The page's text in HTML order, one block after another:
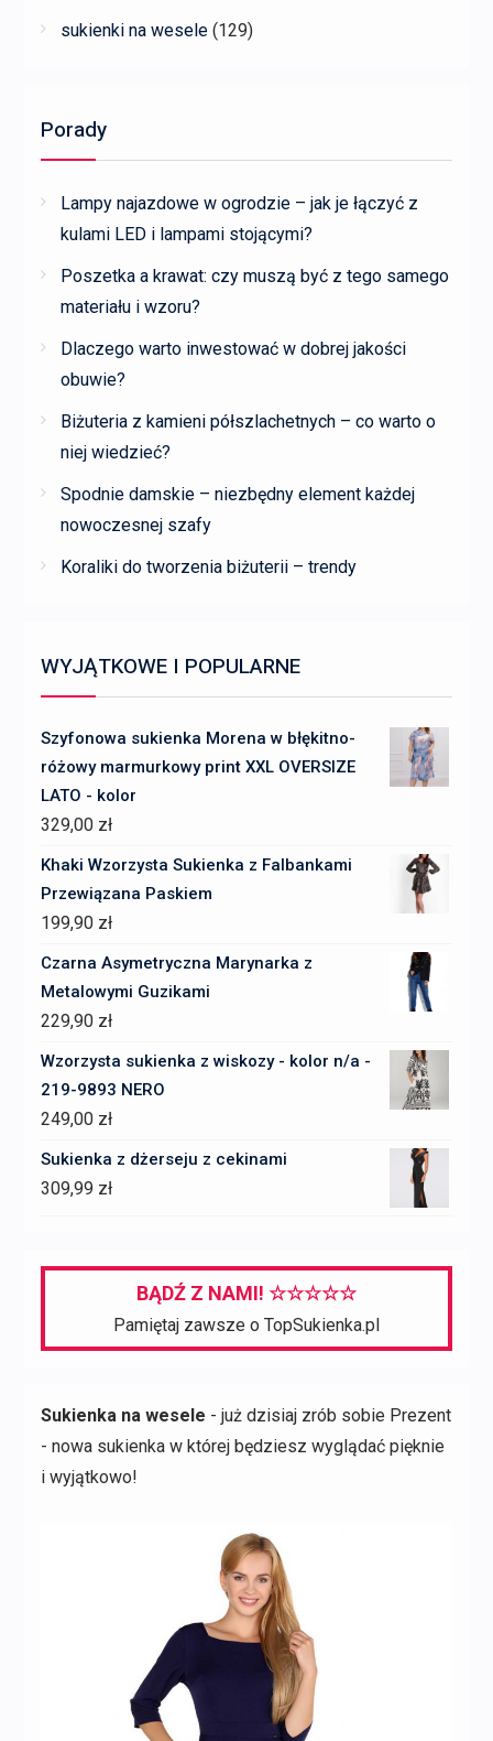
sukienki na wesele (129)
Porady
Lampy najazdowe w ogrodzie – jak je łączyć z
kulami LED i lampami stojącymi?
Poszetka a krawat: czy muszą być z tego samego
materiału i wzoru?
Dlaczego warto inwestować w dobrej jakości
obuwie?
Biżuteria z kamieni półszlachetnych – co warto o
niej wiedzieć?
Spodnie damskie – niezbędny element każdej
nowoczesnej szafy
Koraliki do tworzenia biżuterii – trendy
WYJĄTKOWE I POPULARNE
Szyfonowa sukienka Morena w błękitno-
różowy marmurkowy print XXL OVERSIZE
LATO - kolor
329,00 zł
Khaki Wzorzysta Sukienka z Falbankami
Przewiązana Paskiem
199,90 zł
Czarna Asymetryczna Marynarka z
Metalowymi Guzikami
229,90 zł
Wzorzysta sukienka z wiskozy - kolor n/a -
219-9893 NERO
249,00 zł
Sukienka z dżerseju z cekinami
309,99 zł
BĄDŹ Z NAMI! ☆☆☆☆☆
Pamiętaj zawsze o TopSukienka.pl
Sukienka na wesele - już dzisiaj zrób sobie Prezent
- nowa sukienka w której będziesz wyglądać pięknie
i wyjątkowo!